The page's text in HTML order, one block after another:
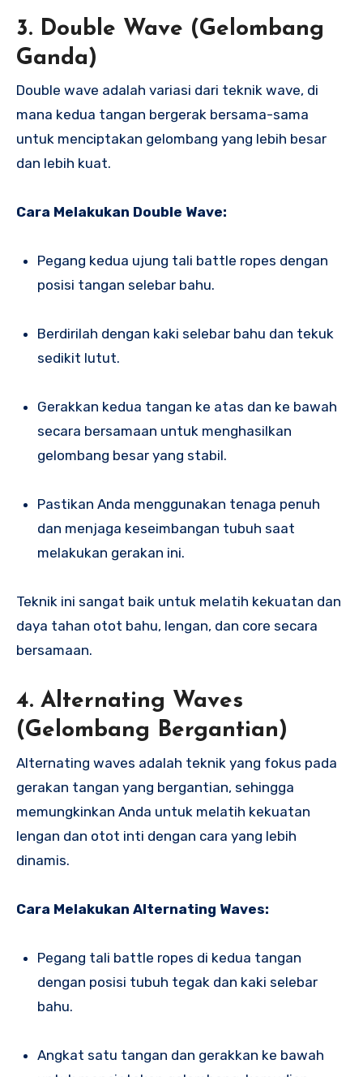
3. Double Wave (Gelombang
Ganda)
Double wave adalah variasi dari teknik wave, di
mana kedua tangan bergerak bersama-sama
untuk menciptakan gelombang yang lebih besar
dan lebih kuat.
Cara Melakukan Double Wave:
Pegang kedua ujung tali battle ropes dengan
posisi tangan selebar bahu.
Berdirilah dengan kaki selebar bahu dan tekuk
sedikit lutut.
Gerakkan kedua tangan ke atas dan ke bawah
secara bersamaan untuk menghasilkan
gelombang besar yang stabil.
Pastikan Anda menggunakan tenaga penuh
dan menjaga keseimbangan tubuh saat
melakukan gerakan ini.
Teknik ini sangat baik untuk melatih kekuatan dan
daya tahan otot bahu, lengan, dan core secara
bersamaan.
4. Alternating Waves
(Gelombang Bergantian)
Alternating waves adalah teknik yang fokus pada
gerakan tangan yang bergantian, sehingga
memungkinkan Anda untuk melatih kekuatan
lengan dan otot inti dengan cara yang lebih
dinamis.
Cara Melakukan Alternating Waves:
Pegang tali battle ropes di kedua tangan
dengan posisi tubuh tegak dan kaki selebar
bahu.
Angkat satu tangan dan gerakkan ke bawah